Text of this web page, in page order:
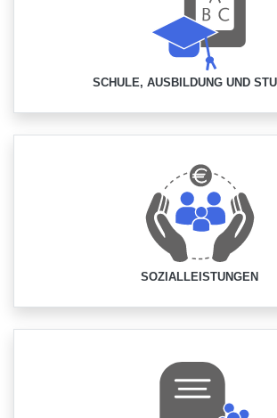
SCHULE, AUSBILDUNG UND
SOZIALLEISTUNGEN